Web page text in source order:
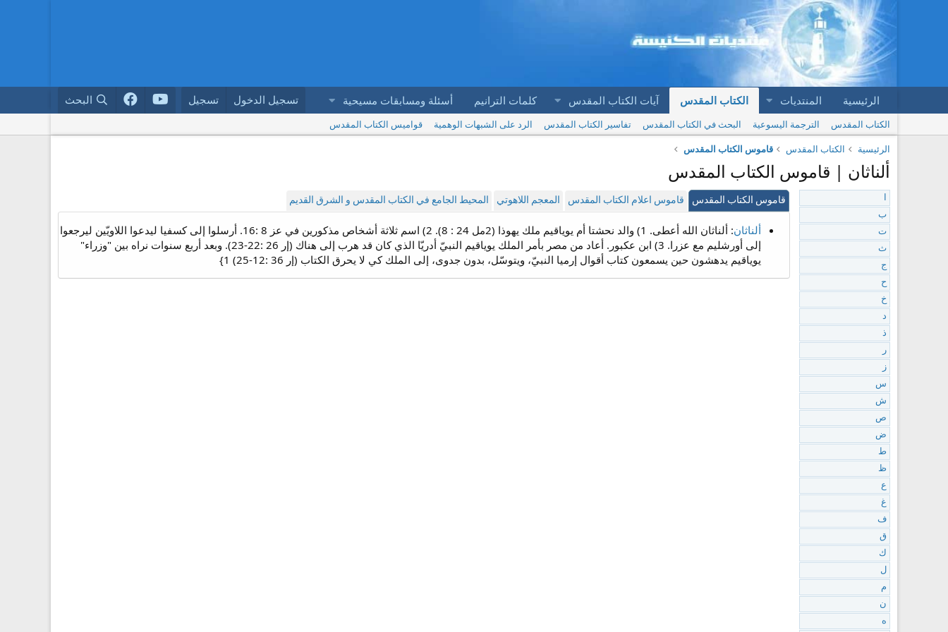
الرئيسية المنتديات الكتاب المقدس آيات الكتاب المقدس كلمات الترانيم أسئلة ومسابقات مسيحية تسجيل الدخول تسجيل البحث
الكتاب المقدس الترجمة اليسوعية البحث في الكتاب المقدس تفاسير الكتاب المقدس الرد على الشبهات الوهمية
قواميس الكتاب المقدس
الرئيسية
الكتاب المقدس قاموس الكتاب المقدس
ألناثان | قاموس الكتاب المقدس
قاموس الكتاب المقدس قاموس اعلام الكتاب المقدس المعجم اللاهوتي المحيط الجامع في الكتاب المقدس و الشرق القديم
ألناثان
: ألناثان الله أعطى. 1) والد نحشتا أم يوياقيم ملك يهوذا (2مل 24 : 8). 2) اسم ثلاثة أشخاص مذكورين في عز 8 :16. أرسلوا إلى كسفيا ليدعوا اللاويّين ليرجعوا
إلى أورشليم مع عزرا. 3) ابن عكبور. أعاد من مصر بأمر الملك يوياقيم النبيّ أدريّا الذي كان قد هرب إلى هناك (إر 26 :22-23). وبعد أربع سنوات نراه بين "وزراء"
يوياقيم يدهشون حين يسمعون كتاب أقوال إرميا النبيّ، ويتوسّل، بدون جدوى، إلى الملك كي لا يحرق الكتاب (إر 36 :12-25) 1}
ب
ت
ث
ج
ح
خ
د
ذ
ر
ز
س
ش
ص
ض
ط
ظ
ع
غ
ف
ق
ك
ل
م
ن
ه